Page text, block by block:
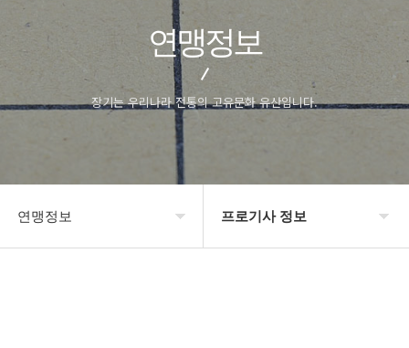
연맹정보
장기는 우리나라 전통의 고유문화 유산입니다.
연맹정보 프로기사 정보